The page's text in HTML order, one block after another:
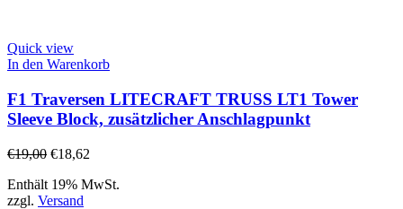
Quick view
In den Warenkorb
F1 Traversen LITECRAFT TRUSS LT1 Tower
Sleeve Block, zusätzlicher Anschlagpunkt
€19,00 €18,62
Enthält 19% MwSt.
zzgl. Versand